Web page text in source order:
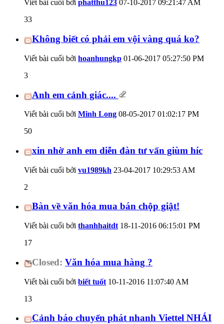
Viết bài cuối bởi phatthu123 07-10-2017 09:21:47 AM
33
Không biết có phải em vội vàng quá ko?
Viết bài cuối bởi hoanhungkp 01-06-2017 05:27:50 PM
3
Anh em cảnh giác....
Viết bài cuối bởi Minh Long 08-05-2017 01:02:17 PM
50
xin nhờ anh em diễn đàn tư vấn giùm híc
Viết bài cuối bởi vu1989kh 23-04-2017 10:29:53 AM
2
Bàn về văn hóa mua bán chộp giật!
Viết bài cuối bởi thanhhaitdt 18-11-2016 06:15:01 PM
17
Closed: Văn hóa mua hàng ?
Viết bài cuối bởi biết tuốt 10-11-2016 11:07:40 AM
13
Cảnh báo chuyển phát nhanh Viettel NHÁI